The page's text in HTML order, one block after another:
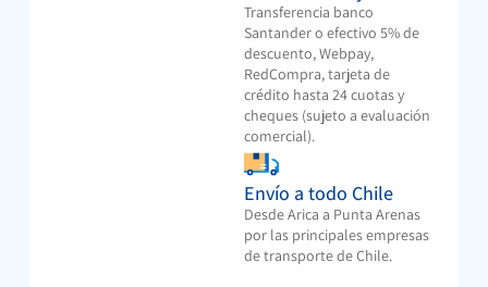
Transferencia banco
Santander o efectivo 5% de
descuento, Webpay,
RedCompra, tarjeta de
crédito hasta 24 cuotas y
cheques (sujeto a evaluación
comercial).
Envío a todo Chile
Desde Arica a Punta Arenas
por las principales empresas
de transporte de Chile.